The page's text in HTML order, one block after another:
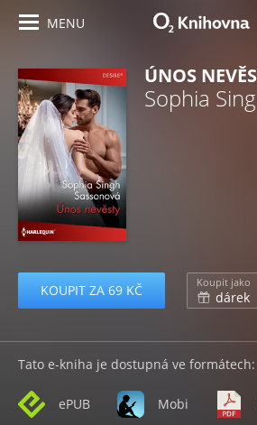
MENU
ÚNOS
Sophia
KOUPIT ZA 69 KČ Koupit jako
dárek
Tato e-kniha je dostupná ve formátech:
ePUB Mobi